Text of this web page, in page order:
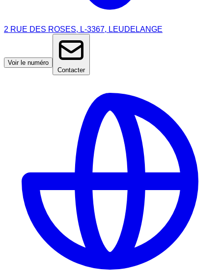
2 RUE DES ROSES, L-3367, LEUDELANGE
Voir le numéro
Contacter